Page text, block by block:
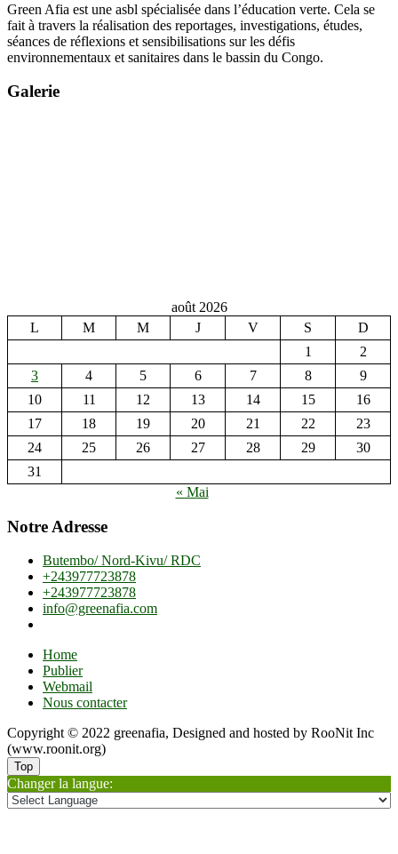
Green Afia est une asbl spécialisée dans l’éducation verte. Cela se
fait à travers la réalisation des reportages, investigations, études,
séances de réflexions et sensibilisations sur les défis
environnementaux et sanitaires dans le bassin du Congo.
Galerie
août 2026
L
M M J V S
D
1
2
3
4 5 6 7 8
9
10
11 12 13 14 15
16
17
18 19 20 21 22
23
24
25 26 27 28 29
30
31
« Mai
Notre Adresse
Butembo/ Nord-Kivu/ RDC
+243977723878
+243977723878
info@greenafia.com
Home
Publier
Webmail
Nous contacter
Copyright © 2022 greenafia, Designed and hosted by RooNit Inc
(www.roonit.org)
Top
Changer la langue: